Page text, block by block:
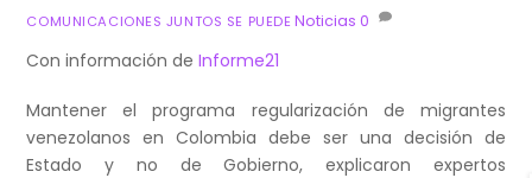
COMUNICACIONES JUNTOS SE PUEDE Noticias 0
Con información deInforme21
Mantener el programa regularización de migrantes
venezolanos en Colombia debe ser una decisión de
Estado y no de Gobierno, explicaron expertos